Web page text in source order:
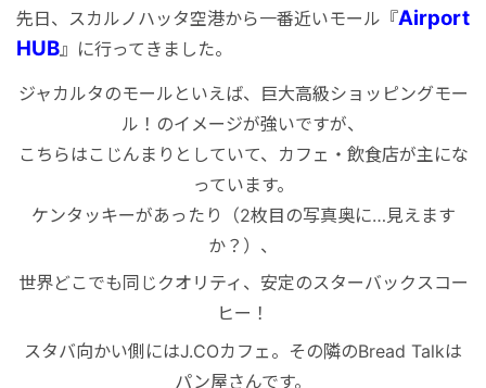
先日、スカルノハッタ空港から一番近いモール『Airport
HUB』に行ってきました。
ジャカルタのモールといえば、巨大高級ショッピングモー
ル！のイメージが強いですが、
こちらはこじんまりとしていて、カフェ・飲食店が主にな
っています。
ケンタッキーがあったり（2枚目の写真奥に…見えます
か？）、
世界どこでも同じクオリティ、安定のスターバックスコー
ヒー！
スタバ向かい側にはJ.COカフェ。その隣のBread Talkは
パン屋さんです。
送迎
ライン体験
ガポール
ボジア